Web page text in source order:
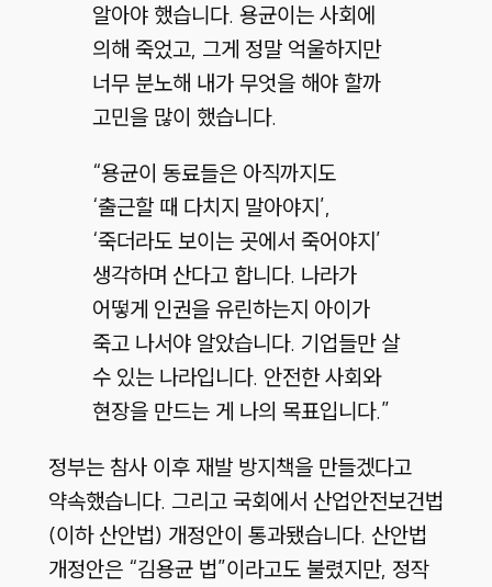
알아야 했습니다. 용균이는 사회에
의해 죽었고, 그게 정말 억울하지만
너무 분노해 내가 무엇을 해야 할까
고민을 많이 했습니다.
“용균이 동료들은 아직까지도
‘출근할 때 다치지 말아야지’,
‘죽더라도 보이는 곳에서 죽어야지’
생각하며 산다고 합니다. 나라가
어떻게 인권을 유린하는지 아이가
죽고 나서야 알았습니다. 기업들만 살
수 있는 나라입니다. 안전한 사회와
현장을 만드는 게 나의 목표입니다.”
정부는 참사 이후 재발 방지책을 만들겠다고
약속했습니다. 그리고 국회에서 산업안전보건법
(이하 산안법) 개정안이 통과됐습니다. 산안법
개정안은 “김용균 법”이라고도 불렸지만, 정작